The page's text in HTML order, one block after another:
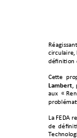
circulaire,
définition
Cette
Lambert,
aux «
La FEDA
de